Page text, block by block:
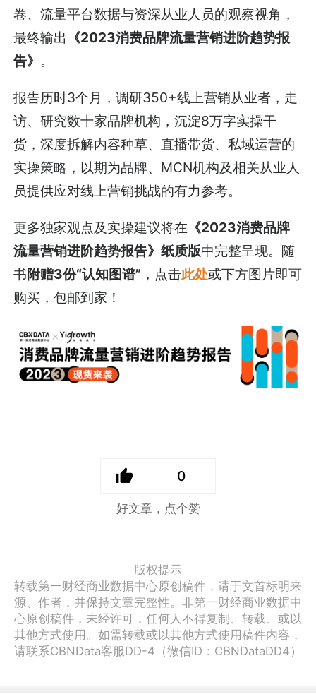
卷、流量平台数据与资深从业人员的观察视角，
最终输出 《2023消费品牌流量营销进阶趋势报
告》 。
报告历时3个月，调研350+线上营销从业者，走
访、研究数十家品牌机构，沉淀8万字实操干
货，深度拆解内容种草、直播带货、私域运营的
实操策略，以期为品牌、MCN机构及相关从业人
员提供应对线上营销挑战的有力参考。
更多独家观点及实操建议将在 《2023消费品牌
流量营销进阶趋势报告》纸质版中完整呈现。随
书附赠3份“认知图谱” ，点击此处或下方图片即可
购买，包邮到家！
0
好文章，点个赞
版权提示
转载第一财经商业数据中心原创稿件，请于文首标明来
源、作者，并保持文章完整性。非第一财经商业数据中
心原创稿件，未经许可，任何人不得复制、转载、或以
其他方式使用。如需转载或以其他方式使用稿件内容，
请联系CBNData客服DD-4（微信ID：CBNDataDD4）